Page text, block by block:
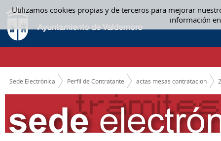
Utilizamos cookies propias y de terceros para mejorar
información
Saltar al contenido
04. ABRIL - ACTAS MESAS CONTRATACION
CAMINO DE MIGAS
Sede Electrónica Perfil de Contratante actas mesas contratacion